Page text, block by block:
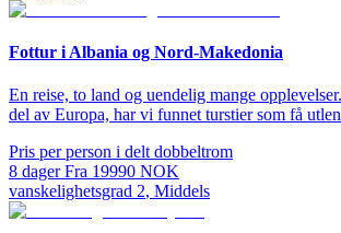
Fottur i Albania og Nord-Makedonia
En reise, to land og uendelig mange
del av Europa, har vi funnet turstier som få
Pris per person i delt dobbeltrom
8 dager Fra 19990 NOK
vanskelighetsgrad 2, Middels